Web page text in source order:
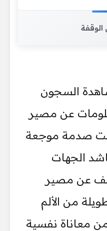
السجون
عن مصير
صدمة موجعة
الجهات
عن مصير
من الألم
من معاناة نفسية